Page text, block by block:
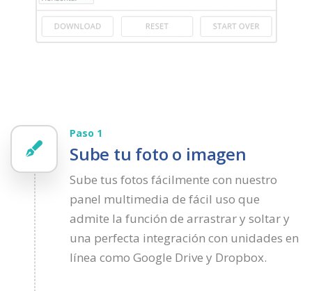
Paso 1
Sube tu foto o imagen
Sube tus fotos fácilmente con nuestro
panel multimedia de fácil uso que
admite la función de arrastrar y soltar y
una perfecta integración con unidades en
línea como Google Drive y Dropbox.